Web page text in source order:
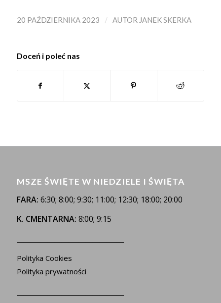
20 PAŹDZIERNIKA 2023 / AUTOR JANEK SKERKA
Doceń i poleć nas
MSZE ŚWIĘTE W NIEDZIELE I ŚWIĘTA
FARA: 6:30; 8:00; 9:30; 11:00; 12:30; 18:00; 20:00
K. CMENTARNA: 8:00; 9:15
Polityka Cookies
Polityka prywatności